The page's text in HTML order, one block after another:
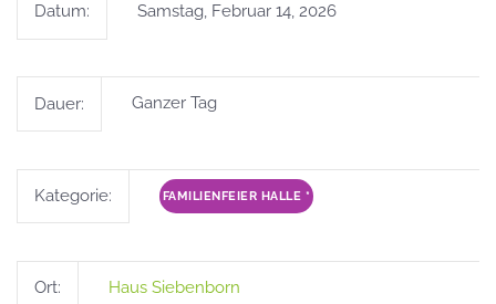
Datum: Samstag, Februar 14, 2026
Dauer: Ganzer Tag
Kategorie: FAMILIENFEIER HALLE *
Ort: Haus Siebenborn